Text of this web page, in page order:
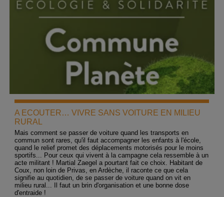
A ECOUTER… VIVRE SANS VOITURE EN MILIEU
RURAL
Mais comment se passer de voiture quand les transports en
commun sont rares, qu'il faut accompagner les enfants à l'école,
quand le relief promet des déplacements motorisés pour le moins
sportifs... Pour ceux qui vivent à la campagne cela ressemble à un
acte militant ! Martial Zaegel a pourtant fait ce choix. Habitant de
Coux, non loin de Privas, en Ardèche, il raconte ce que cela
signifie au quotidien, de se passer de voiture quand on vit en
milieu rural... Il faut un brin d'organisation et une bonne dose
d'entraide !